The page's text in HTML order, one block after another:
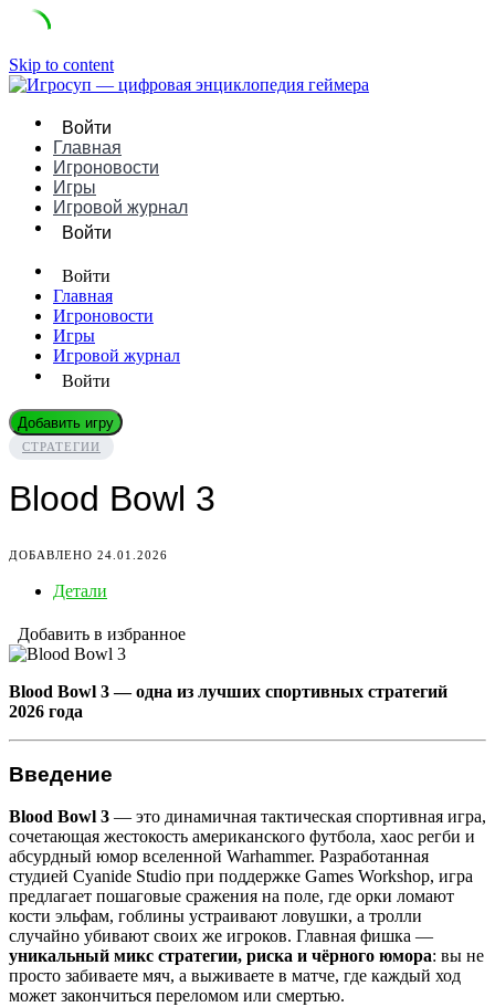
Skip to content
Войти
Главная
Игроновости
Игры
Игровой журнал
Войти
Войти
Главная
Игроновости
Игры
Игровой журнал
Войти
Добавить игру
СТРАТЕГИИ
Blood Bowl 3
ДОБАВЛЕНО 24.01.2026
Детали
Добавить в избранное
Blood Bowl 3 — одна из лучших спортивных стратегий
2026 года
Введение
Blood Bowl 3 — это динамичная тактическая спортивная игра,
сочетающая жестокость американского футбола, хаос регби и
абсурдный юмор вселенной Warhammer. Разработанная
студией Cyanide Studio при поддержке Games Workshop, игра
предлагает пошаговые сражения на поле, где орки ломают
кости эльфам, гоблины устраивают ловушки, а тролли
случайно убивают своих же игроков. Главная фишка —
уникальный микс стратегии, риска и чёрного юмора: вы не
просто забиваете мяч, а выживаете в матче, где каждый ход
может закончиться переломом или смертью.